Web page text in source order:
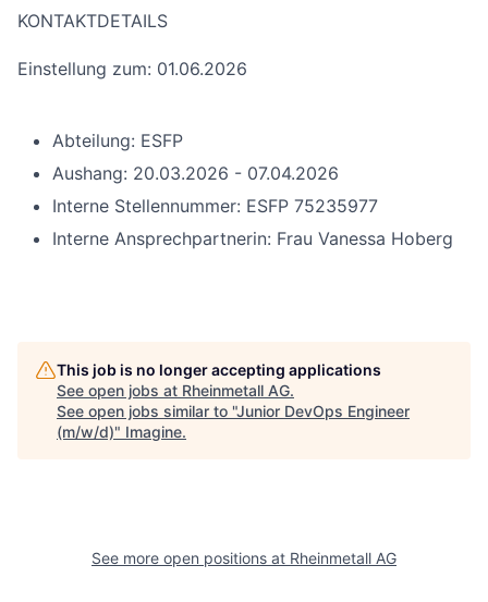
KONTAKTDETAILS
Einstellung zum: 01.06.2026
Abteilung: ESFP
Aushang: 20.03.2026 - 07.04.2026
Interne Stellennummer: ESFP 75235977
Interne Ansprechpartnerin: Frau Vanessa Hoberg
This job is no longer accepting applications
See open jobs at Rheinmetall AG.
See open jobs similar to "Junior DevOps Engineer
(m/w/d)" Imagine.
See more open positions at Rheinmetall AG